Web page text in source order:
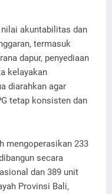
akuntabilitas dan
termasuk
dapur, penyediaan
kelayakan
diarahkan agar
tetap konsisten dan
mengoperasikan 233
secara
dan 389 unit
Provinsi Bali,